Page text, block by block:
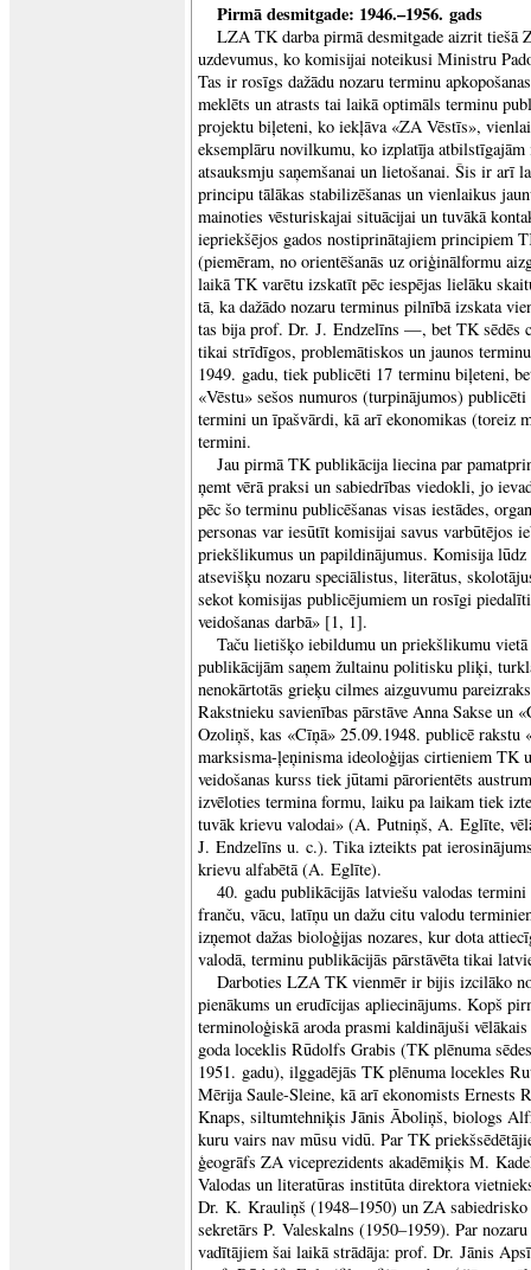
Pirmā desmitgade: 1946.–1956. gads
LZA TK darba pirmā desmitgade aizrit tiešā
uzdevumus, ko komisijai noteikusi Ministru
Tas ir rosīgs dažādu nozaru terminu
meklēts un atrasts tai laikā optimāls terminu
projektu biļeteni, ko iekļāva «ZA Vēstīs»,
eksemplāru novilkumu, ko izplatīja atbilstīgajām
atsauksmju saņemšanai un lietošanai. Šis ir arī
principu tālākas stabilizēšanas un vienlaikus
mainoties vēsturiskajai situācijai un tuvākā
iepriekšējos gados nostiprinātajiem principiem
(piemēram, no orientēšanās uz oriģinālformu
laikā TK varētu izskatīt pēc iespējas lielāku
tā, ka dažādo nozaru terminus pilnībā izskata
tas bija prof. Dr. J. Endzelīns —, bet TK sēdēs
tikai strīdīgos, problemātiskos un jaunos
1949. gadu, tiek publicēti 17 terminu biļeteni,
«Vēstu» sešos numuros (turpinājumos)
termini un īpašvārdi, kā arī ekonomikas (toreiz
termini.
Jau pirmā TK publikācija liecina par
ņemt vērā praksi un sabiedrības viedokli, jo
pēc šo terminu publicēšanas visas iestādes,
personas var iesūtīt komisijai savus varbūtējos
priekšlikumus un papildinājumus. Komisija
atsevišķu nozaru speciālistus, literātus,
sekot komisijas publicējumiem un rosīgi
veidošanas darbā» [1, 1].
Taču lietišķo iebildumu un priekšlikumu
publikācijām saņem žultainu politisku pliķi,
nenokārtotās grieķu cilmes aizguvumu
Rakstnieku savienības pārstāve Anna Sakse un
Ozoliņš, kas «Cīņā» 25.09.1948. publicē rakstu
marksisma-ļeņinisma ideoloģijas cirtieniem TK
veidošanas kurss tiek jūtami pārorientēts
izvēloties termina formu, laiku pa laikam tiek
tuvāk krievu valodai» (A. Putniņš, A. Eglīte,
J. Endzelīns u. c.). Tika izteikts pat
krievu alfabētā (A. Eglīte).
40. gadu publikācijās latviešu valodas
franču, vācu, latīņu un dažu citu valodu
izņemot dažas bioloģijas nozares, kur dota
valodā, terminu publikācijās pārstāvēta tikai
Darboties LZA TK vienmēr ir bijis izcilāko
pienākums un erudīcijas apliecinājums. Kopš
terminoloģiskā aroda prasmi kaldinājuši
goda loceklis Rūdolfs Grabis (TK plēnuma
1951. gadu), ilggadējās TK plēnuma locekles
Mērija Saule-Sleine, kā arī ekonomists Ernests
Knaps, siltumtehniķis Jānis Āboliņš, biologs
kuru vairs nav mūsu vidū. Par TK
ģeogrāfs ZA viceprezidents akadēmiķis M.
Valodas un literatūras institūta direktora
Dr. K. Krauliņš (1948–1950) un ZA sabiedrisko
sekretārs P. Valeskalns (1950–1959). Par
vadītājiem šai laikā strādāja: prof. Dr. Jānis